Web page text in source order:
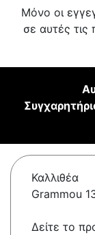
Μόνο οι
σε αυτές τις
Καλλιθέα
Grammou
Δείτε το